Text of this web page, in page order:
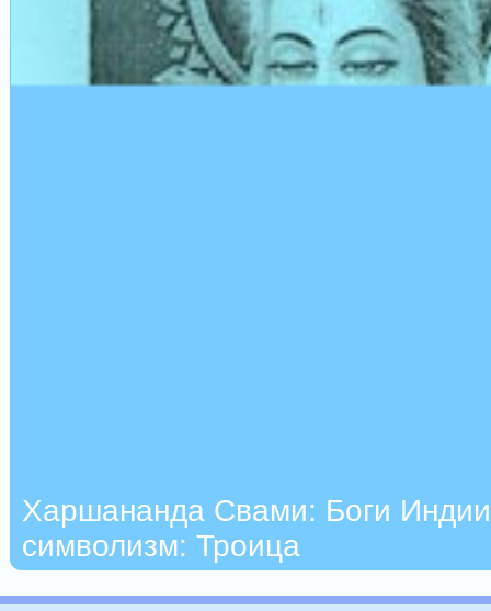
Харшананда Свами: Боги
символизм: Троица